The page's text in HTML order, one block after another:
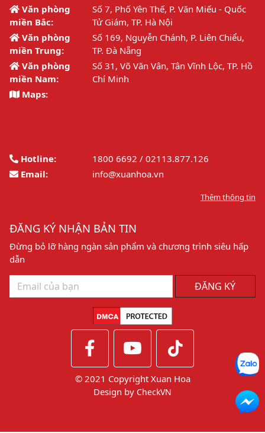
Văn phòng
miền Bắc:
Số 7, Phố Yên Thế, P. Văn Miếu - Quốc
Tử Giám, TP. Hà Nội
Văn phòng
miền Trung:
Số 169, Nguyễn Chánh, P. Liên Chiểu,
TP. Đà Nẵng
Văn phòng
miền Nam:
Số 31, Võ Văn Vân, Tân Vĩnh Lộc, TP. Hồ
Chí Minh
Maps:
Hotline:
1800 6692 / 02113.877.126
Email:
info@xuanhoa.vn
Thêm thông tin
© 2021 Copyright Xuan Hoa
Design by CheckVN
ĐĂNG KÝ NHẬN BẢN TIN
Đừng bỏ lỡ hàng ngàn sản phẩm và chương trình siêu hấp
dẫn
ĐĂNG KÝ